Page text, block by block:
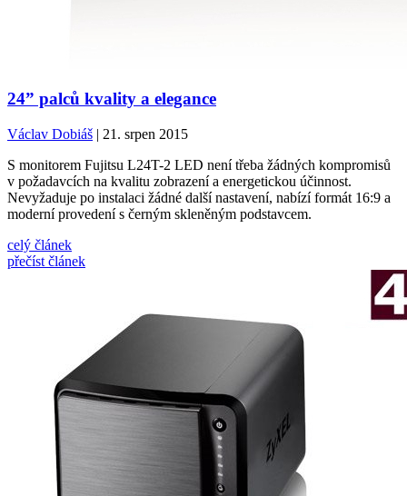
24” palců kvality a elegance
Václav Dobiáš | 21. srpen 2015
S monitorem Fujitsu L24T-2 LED není třeba žádných kompromisů
v požadavcích na kvalitu zobrazení a energetickou účinnost.
Nevyžaduje po instalaci žádné další nastavení, nabízí formát 16:9 a
moderní provedení s černým skleněným podstavcem.
celý článek
přečíst článek